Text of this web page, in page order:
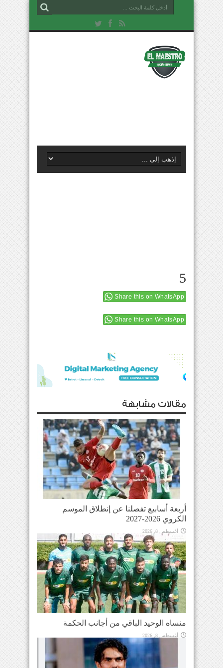
5
Share this on WhatsApp
Share this on WhatsApp
مقالات مشابهة
أربعة أسابيع تفصلنا عن إنطلاق الموسم
الكروي 2026-2027
أغسطس 8, 2026
منساه الوحيد الباقي من أجانب الحكمة
أغسطس 8, 2026